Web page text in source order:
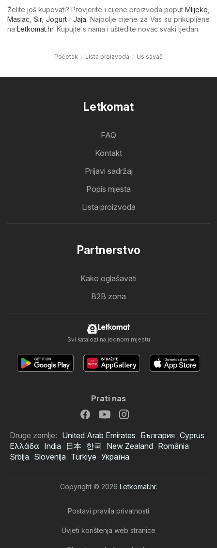
Želite još kupovati? Provjerite i cijene proizvoda poput Mlijeko,
Maslac, Sir, Jogurti Jaja. Najbolje cijene za Vas su prikupljene
na Letkomat.hr. Kupujte s nama i uštedite novac svaki tjedan.
Početak Lista proizvoda Usisavač
Letkomat
FAQ
Kontakt
Prijavi sadržaj
Popis mjesta
Lista proizvoda
Partnerstvo
Kako oglašavati
B2B zona
Letkomat
Svi katalozi na jednom mjestu
Prati nas
Druge zemlje: United Arab Emirates България Cyprus
Ελλάδα India 日本 한국 New Zealand România
Srbija Slovenija Türkiye Україна
Copyright © 2026 Letkomat.hr.
Postavi pravila privatnosti
Uvjeti korištenja web stranice